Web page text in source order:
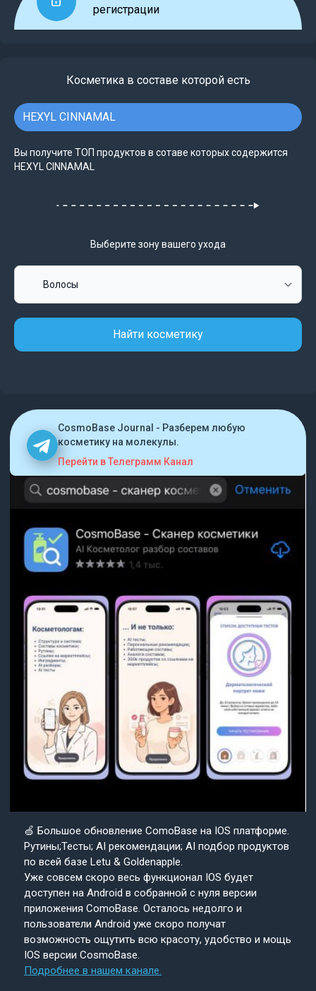
регистрации
Косметика в составе которой есть
HEXYL CINNAMAL
Вы получите ТОП продуктов в сотаве которых содержится
HEXYL CINNAMAL
Выберите зону вашего ухода
Найти косметику
CosmoBase Journal - Разберем любую
косметику на молекулы.
Перейти в Телеграмм Канал
🍏 Большое обновление ComoBase на IOS платформе.
Рутины;Тесты; AI рекомендации; AI подбор продуктов
по всей базе Letu & Goldenapple.
Уже совсем скоро весь функционал IOS будет
доступен на Android в собранной с нуля версии
приложения ComoBase. Осталось недолго и
пользователи Android уже скоро получат
возможность ощутить всю красоту, удобство и мощь
IOS версии CosmoBase.
Подробнее в нашем канале.